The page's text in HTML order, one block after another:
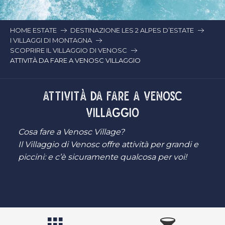
HOME ESTATE
DESTINAZIONE LES 2 ALPES D’ESTATE
I VILLAGGI DI MONTAGNA
SCOPRIRE IL VILLAGGIO DI VENOSC
ATTIVITÀ DA FARE A VENOSC VILLAGGIO
ATTIVITÀ DA FARE A VENOSC
VILLAGGIO
Cosa fare a Venosc Village?
Il Villaggio di Venosc offre attività per grandi e
piccini: e c’è sicuramente qualcosa per voi!